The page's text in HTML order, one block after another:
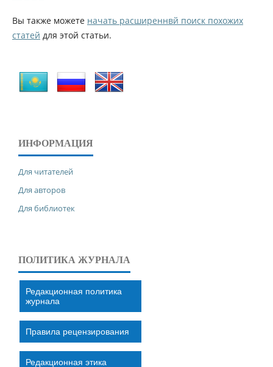
Вы также можете начать расширеннвй поиск похожих
статей для этой статьи.
ИНФОРМАЦИЯ
Для читателей
Для авторов
Для библиотек
ПОЛИТИКА ЖУРНАЛА
Редакционная политика
журнала
Правила рецензирования
Редакционная этика